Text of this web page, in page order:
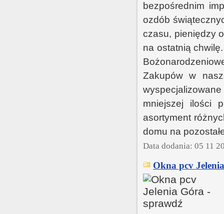
bezpośrednim
ozdób
czasu, pieniędzy
na ostatnią
Zakupów w
mniejszej ilości
asortyment
domu na
Data dodania: 05 11
Okna pcv